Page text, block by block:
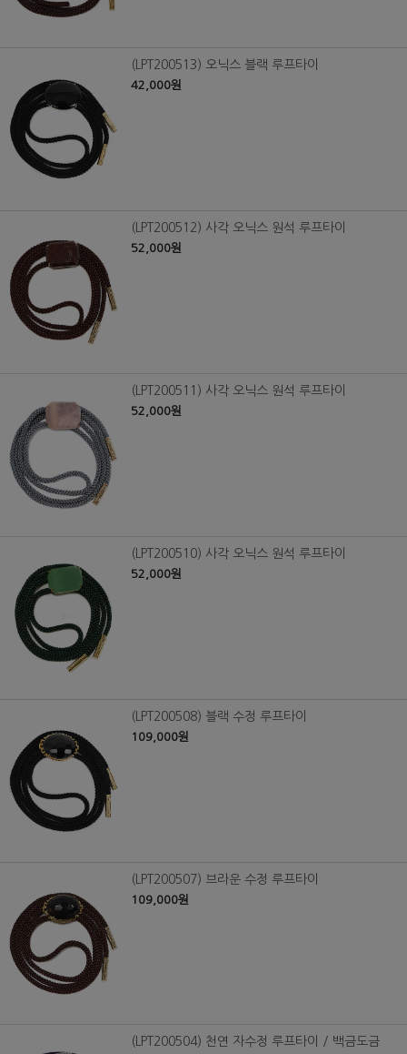
(LPT200513) 오닉스 블랙 루프타이
42,000원
(LPT200512) 사각 오닉스 원석 루프타이
52,000원
(LPT200511) 사각 오닉스 원석 루프타이
52,000원
(LPT200510) 사각 오닉스 원석 루프타이
52,000원
(LPT200508) 블랙 수정 루프타이
109,000원
(LPT200507) 브라운 수정 루프타이
109,000원
(LPT200504) 천연 자수정 루프타이 / 백금도금